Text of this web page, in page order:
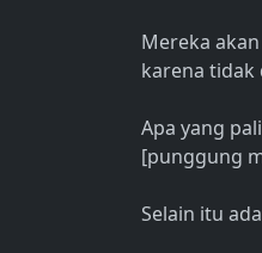
Mereka
karena tidak
Apa yang
[punggung
Selain itu